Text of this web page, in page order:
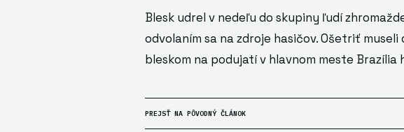
Blesk udrel v nedeľu do skupiny ľudí
odvolaním sa na zdroje hasičov. Ošetriť
bleskom na podujatí v hlavnom meste
PREJSŤ NA PÔVODNÝ ČLÁNOK